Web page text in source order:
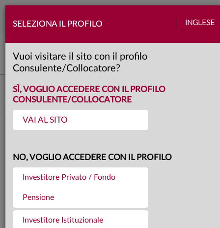
SELEZIONA IL PROFILO INGLESE
Vuoi visitare il sito con il profilo
Consulente/Collocatore?
SÌ, VOGLIO ACCEDERE CON IL PROFILO
CONSULENTE/COLLOCATORE
VAI AL SITO
NO, VOGLIO ACCEDERE CON IL PROFILO
Investitore Privato / Fondo
Pensione
Investitore Istituzionale
2 minuti
Investment Advisory
19.09.2023 Torna agli articoli
BCE, ULTIMO RIALZO
Christine Lagarde si è rifiutata di